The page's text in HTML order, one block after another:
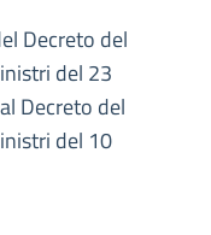
Decreto del
del 23
Decreto del
del 10